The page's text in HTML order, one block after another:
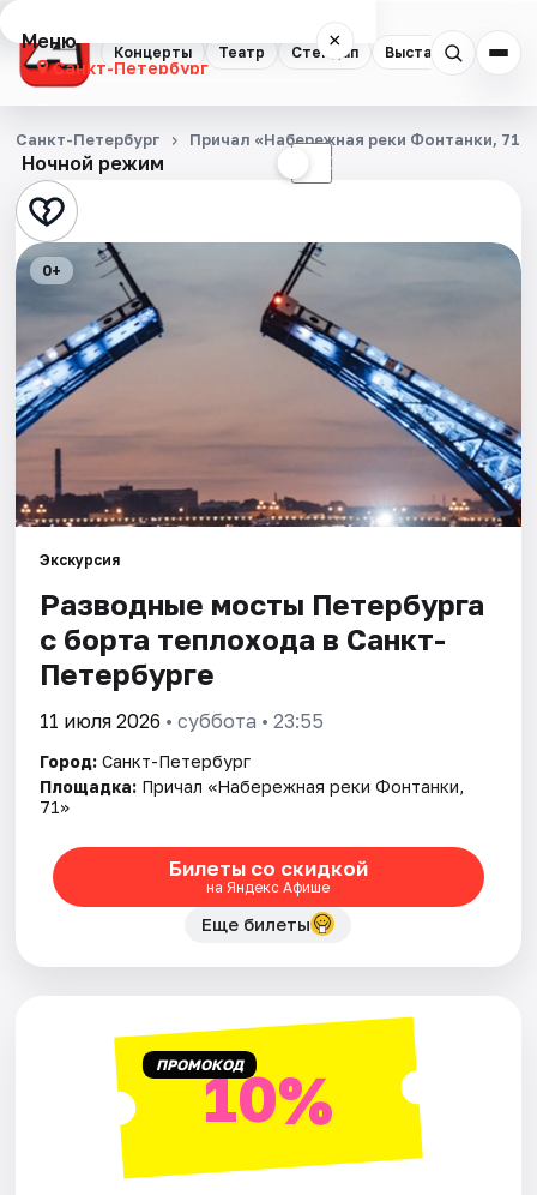
Концерты Театр Стендап Выставки
Меню ×
Санкт-Петербург
Концерты
Театр
Стендап
Квесты
Экскурсии
События
Города
Площадки
Артисты
Рейтинги
Ночной режим ☾
Санкт-Петербург Причал «Набережная реки Фонтанки, 71»
0+
Экскурсия
Разводные мосты Петербурга
с борта теплохода в Санкт-
Петербурге
11 июля 2026 • суббота • 23:55
Город: Санкт-Петербург
Площадка: Причал «Набережная реки Фонтанки,
71»
Билеты со скидкой
на Яндекс Афише
Еще билеты
ПРОМОКОД10%